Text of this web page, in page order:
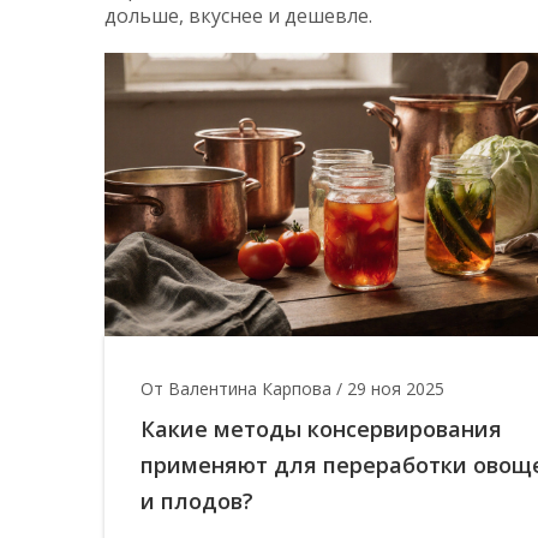
дольше, вкуснее и дешевле.
От Валентина Карпова / 29 ноя 2025
Какие методы консервирования
применяют для переработки
и плодов?